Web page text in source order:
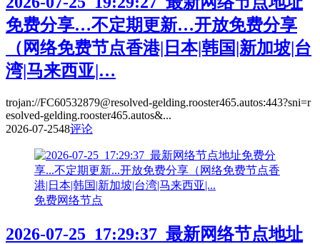
免费分享…不定期更新…开放免费分享
（网络免费节点香港|日本|韩国|新加坡|台
湾|马来西亚|…
trojan://FC60532879@resolved-gelding.rooster465.autos:443?sni=r
esolved-gelding.rooster465.autos&...
2026-07-2548评论
免费网络节点
2026-07-25_17:29:37_最新网络节点地址